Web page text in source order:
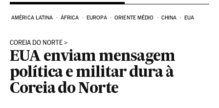
AMÉRICA LATINA ÁFRICA EUROPA ORIENTE MÉDIO CHINA EUA
COREIA DO NORTE
EUA enviam mensagem
política e militar dura à
Coreia do Norte